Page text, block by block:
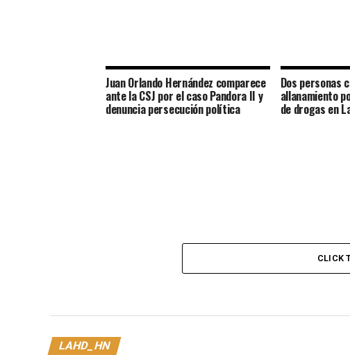
Juan Orlando Hernández comparece
ante la CSJ por el caso Pandora II y
denuncia persecución política
Dos personas
allanamiento
de drogas en
CLICK
LAHD_HN